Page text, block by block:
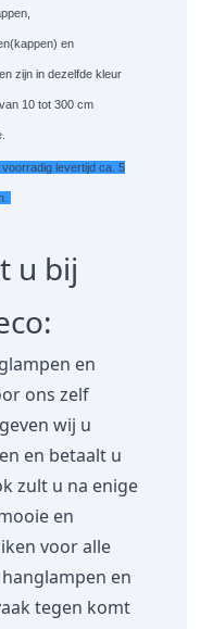
en
zijn in dezelfde kleur
10 tot 300 cm
voorradig levertijd ca. 5
u bij
en
ons zelf
wij u
en betaalt u
zult u na enige
en
voor alle
en
tegen komt